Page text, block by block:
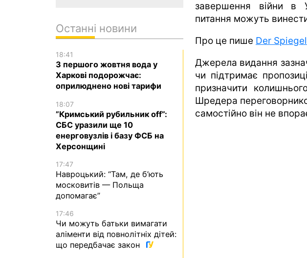
завершення війни в
питання можуть
Про це пише Der Spiegel
Джерела видання
чи підтримає
призначити
Шредера
самостійно він не
Останні новини
18:41
З першого жовтня вода у
Харкові подорожчає:
оприлюднено нові тарифи
18:07
”Кримський рубильник off”:
СБС уразили ще 10
енерговузлів і базу ФСБ на
Херсонщині
17:47
Навроцький: “Там, де б’ють
московитів — Польща
допомагає”
17:46
Чи можуть батьки вимагати
аліменти від повнолітніх дітей:
що передбачає закон